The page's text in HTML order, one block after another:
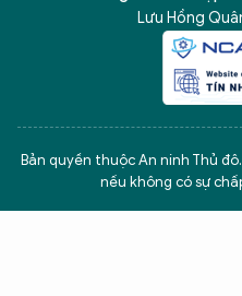
Lưu Hồng
Bản quyền thuộc An ninh Thủ
nếu không có sự
5 điểm nghẽn của Hà Nội